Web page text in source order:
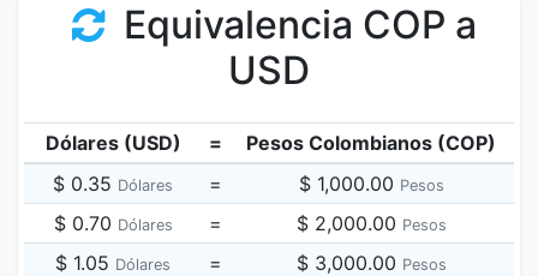
Equivalencia COP a
USD
Dólares (USD) =
Pesos Colombianos (COP)
$ 0.35 Dólares = $ 1,000.00 Pesos
$ 0.70 Dólares = $ 2,000.00 Pesos
$ 1.05 Dólares = $ 3,000.00 Pesos